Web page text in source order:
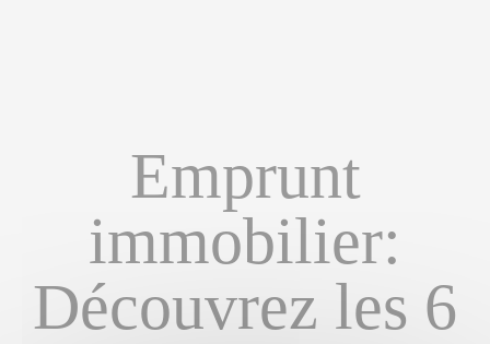
Emprunt
immobilier:
Découvrez les 6